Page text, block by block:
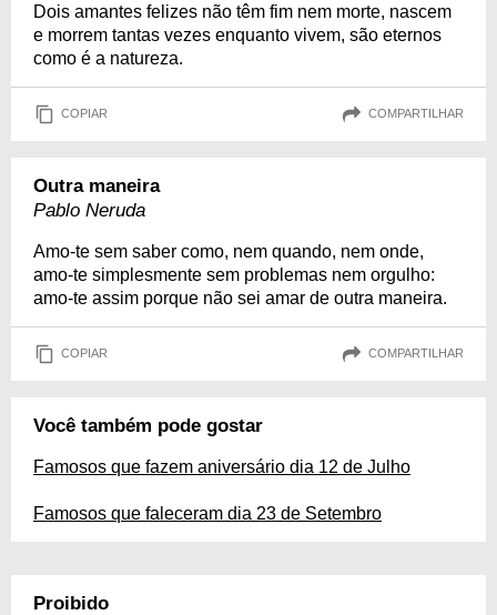
Dois amantes felizes não têm fim nem morte, nascem
e morrem tantas vezes enquanto vivem, são eternos
como é a natureza.
COPIAR COMPARTILHAR
Outra maneira
Pablo Neruda
Amo-te sem saber como, nem quando, nem onde,
amo-te simplesmente sem problemas nem orgulho:
amo-te assim porque não sei amar de outra maneira.
COPIAR COMPARTILHAR
Você também pode gostar
Famosos que fazem aniversário dia 12 de Julho
Famosos que faleceram dia 23 de Setembro
Proibido